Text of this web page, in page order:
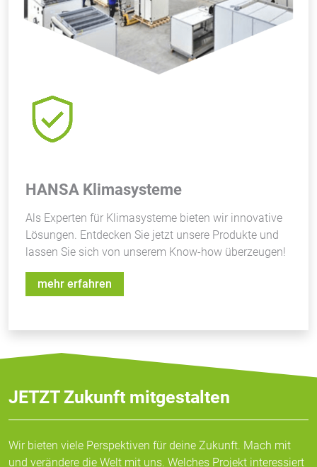
HANSA Klimasysteme
Als Experten für Klimasysteme bieten wir innovative
Lösungen. Entdecken Sie jetzt unsere Produkte und
lassen Sie sich von unserem Know-how überzeugen!
mehr erfahren
JETZT Zukunft mitgestalten
Wir bieten viele Perspektiven für deine Zukunft. Mach mit
und verändere die Welt mit uns. Welches Projekt interessiert